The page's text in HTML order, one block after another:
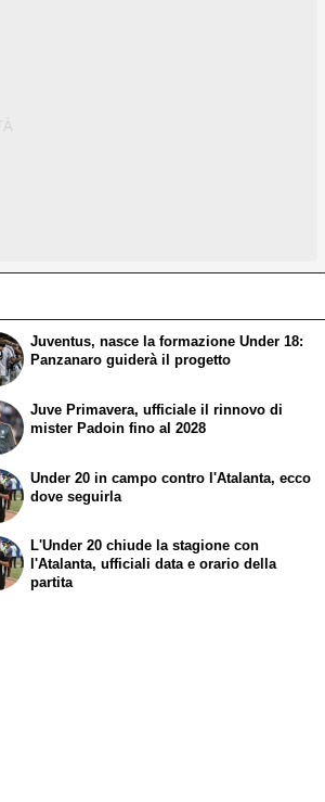
Juventus, nasce la formazione Under 18:
Panzanaro guiderà il progetto
Juve Primavera, ufficiale il rinnovo di
mister Padoin fino al 2028
Under 20 in campo contro l'Atalanta, ecco
dove seguirla
L'Under 20 chiude la stagione con
l'Atalanta, ufficiali data e orario della
partita